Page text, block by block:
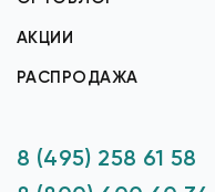
АКЦИИ
РАСПРОДАЖА
8 (495) 258 61 58